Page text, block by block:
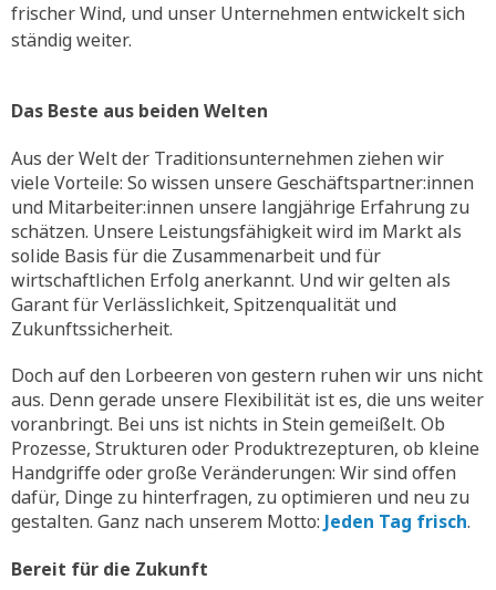
frischer Wind, und unser Unternehmen entwickelt sich
ständig weiter.
Das Beste aus beiden Welten
Aus der Welt der Traditionsunternehmen ziehen wir
viele Vorteile: So wissen unsere Geschäftspartner:innen
und Mitarbeiter:innen unsere langjährige Erfahrung zu
schätzen. Unsere Leistungsfähigkeit wird im Markt als
solide Basis für die Zusammenarbeit und für
wirtschaftlichen Erfolg anerkannt. Und wir gelten als
Garant für Verlässlichkeit, Spitzenqualität und
Zukunftssicherheit.
Doch auf den Lorbeeren von gestern ruhen wir uns nicht
aus. Denn gerade unsere Flexibilität ist es, die uns weiter
voranbringt. Bei uns ist nichts in Stein gemeißelt. Ob
Prozesse, Strukturen oder Produktrezepturen, ob kleine
Handgriffe oder große Veränderungen: Wir sind offen
dafür, Dinge zu hinterfragen, zu optimieren und neu zu
gestalten. Ganz nach unserem Motto: Jeden Tag frisch.
Bereit für die Zukunft